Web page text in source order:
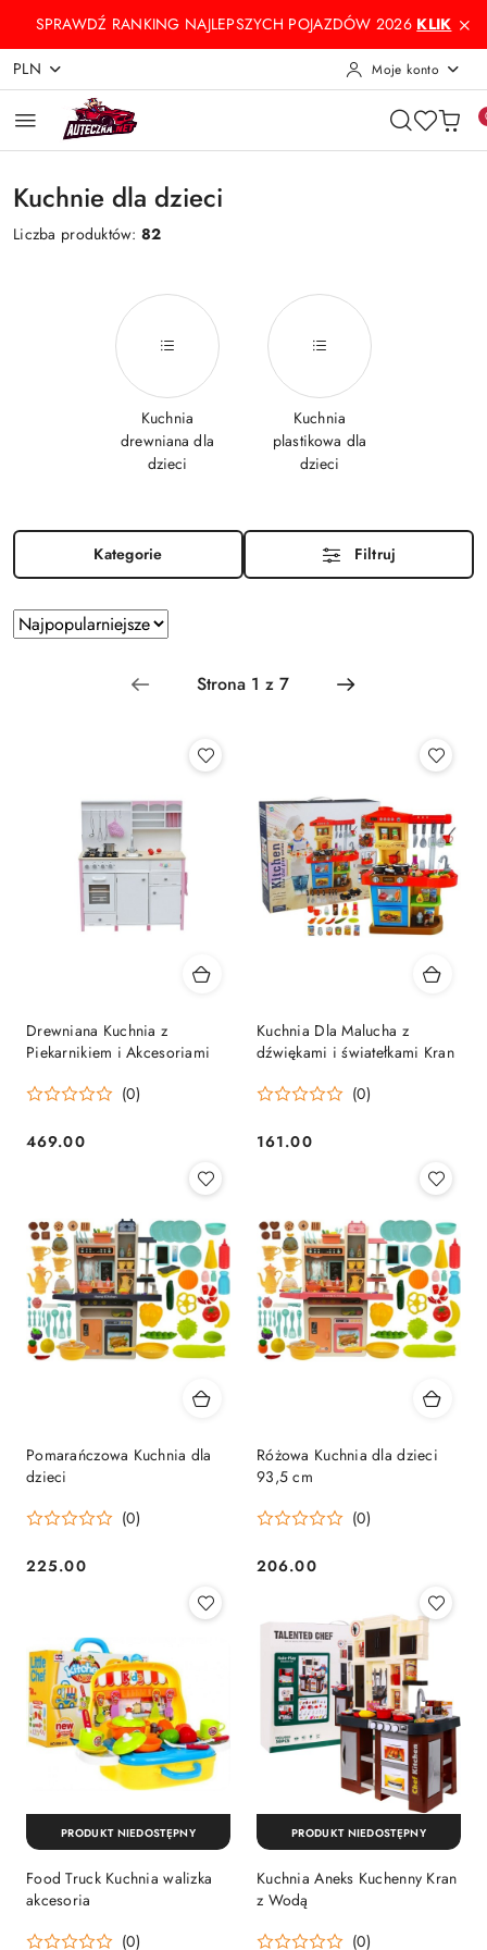
Przejdź do treści głównej
Przejdź do wyszukiwarki
Przejdź do moje konto
Przejdź do menu głównego
Przejdź do stopki
SPRAWDŹ RANKING NAJLEPSZYCH POJAZDÓW 2026 KLIK
PLN Moje konto
Kuchnie dla dzieci
Liczba produktów:82
Kuchnia
drewniana dla
dzieci
Kuchnia
plastikowa dla
dzieci
Kategorie Filtruj
Zastosowano
sortowanie:
Najpopularniejsze.
Sortuj
według
Drewniana Kuchnia z
Piekarnikiem i Akcesoriami
(0)
Cena:
469.00
Kuchnia Dla Malucha z
dźwiękami i światełkami Kran
(0)
Cena:
161.00
Pomarańczowa Kuchnia dla
dzieci
(0)
Cena:
225.00
Różowa Kuchnia dla dzieci
93,5 cm
(0)
Cena:
206.00
Food Truck Kuchnia walizka
akcesoria
(0)
PRODUKT NIEDOSTĘPNY
Kuchnia Aneks Kuchenny Kran
z Wodą
(0)
PRODUKT NIEDOSTĘPNY